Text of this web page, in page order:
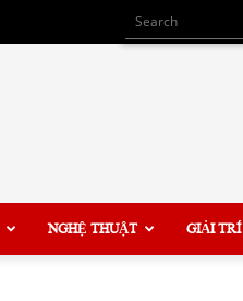
NGHỆ THUẬT GIẢI TRÍ